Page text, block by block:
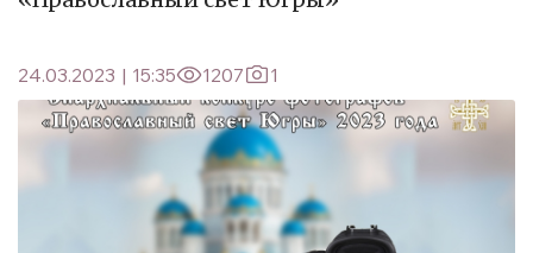
24.03.2023 | 15:35 1207 1